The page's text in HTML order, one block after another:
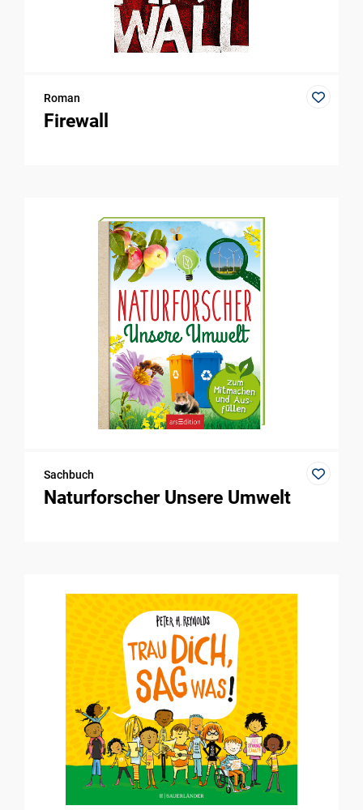
Roman
Firewall
Sachbuch
Naturforscher Unsere Umwelt